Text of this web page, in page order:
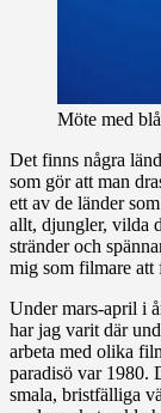
Möte med
Det finns några
som gör att man
ett av de länder
allt, djungler, vilda
stränder och
mig som filmare att
Under mars-april i
har jag varit där
arbeta med olika
paradisö var 1980.
smala, bristfälliga